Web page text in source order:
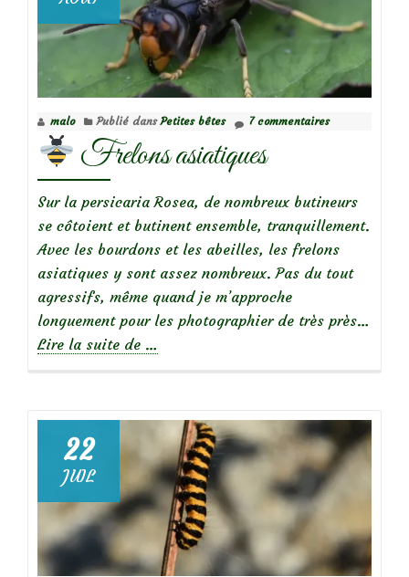
malo Publié dansPetites bêtes 7 commentaires
Frelons asiatiques
Sur la persicaria Rosea, de nombreux butineurs
se côtoient et butinent ensemble, tranquillement.
Avec les bourdons et les abeilles, les frelons
asiatiques y sont assez nombreux. Pas du tout
agressifs, même quand je m’approche
longuement pour les photographier de très près…
Lire la suite de
Frelons
asiatiques
…
22
JUIL